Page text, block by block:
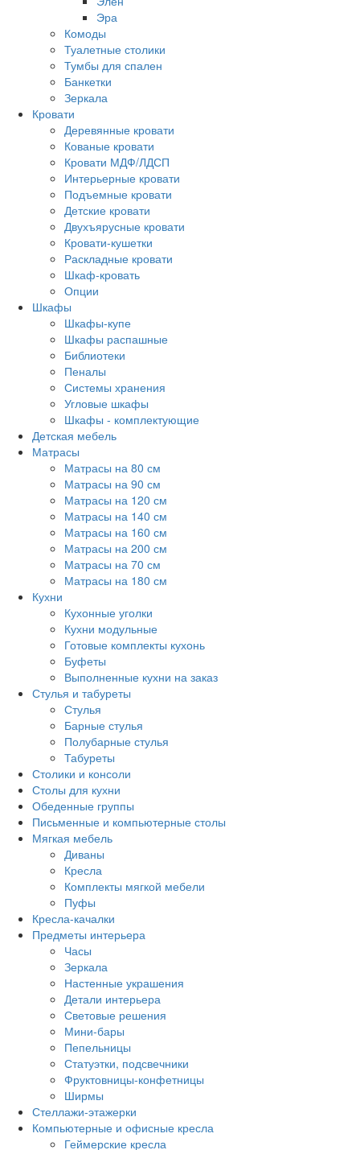
Эра
Комоды
Туалетные столики
Тумбы для спален
Банкетки
Зеркала
Кровати
Деревянные кровати
Кованые кровати
Кровати МДФ/ЛДСП
Интерьерные кровати
Подъемные кровати
Детские кровати
Двухъярусные кровати
Кровати-кушетки
Раскладные кровати
Шкаф-кровать
Опции
Шкафы
Шкафы-купе
Шкафы распашные
Библиотеки
Пеналы
Системы хранения
Угловые шкафы
Шкафы - комплектующие
Детская мебель
Матрасы
Матрасы на 80 см
Матрасы на 90 см
Матрасы на 120 см
Матрасы на 140 см
Матрасы на 160 см
Матрасы на 200 см
Матрасы на 70 см
Матрасы на 180 см
Кухни
Кухонные уголки
Кухни модульные
Готовые комплекты кухонь
Буфеты
Выполненные кухни на заказ
Стулья и табуреты
Стулья
Барные стулья
Полубарные стулья
Табуреты
Столики и консоли
Столы для кухни
Обеденные группы
Письменные и компьютерные столы
Мягкая мебель
Диваны
Кресла
Комплекты мягкой мебели
Пуфы
Кресла-качалки
Предметы интерьера
Часы
Зеркала
Настенные украшения
Детали интерьера
Световые решения
Мини-бары
Пепельницы
Статуэтки, подсвечники
Фруктовницы-конфетницы
Ширмы
Стеллажи-этажерки
Компьютерные и офисные кресла
Геймерские кресла